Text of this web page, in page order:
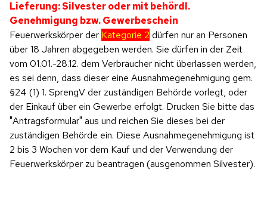
Lieferung: Silvester oder mit behördl.
Genehmigung bzw. Gewerbeschein
Feuerwerkskörper der Kategorie 2 dürfen nur an Personen
über 18 Jahren abgegeben werden. Sie dürfen in der Zeit
vom 01.01.-28.12. dem Verbraucher nicht überlassen werden,
es sei denn, dass dieser eine Ausnahmegenehmigung gem.
§24 (1) 1. SprengV der zuständigen Behörde vorlegt, oder
der Einkauf über ein Gewerbe erfolgt. Drucken Sie bitte das
"Antragsformular" aus und reichen Sie dieses bei der
zuständigen Behörde ein. Diese Ausnahmegenehmigung ist
2 bis 3 Wochen vor dem Kauf und der Verwendung der
Feuerwerkskörper zu beantragen (ausgenommen Silvester).